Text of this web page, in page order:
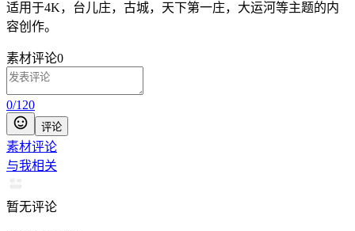
适用于4K，台儿庄，古城，天下第一庄，大运河等主题的内
容创作。
素材评论0
0/120
评论
素材评论
与我相关
暂无评论